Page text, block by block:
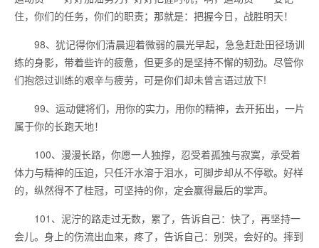
住，你们的任务，你们的职责；那就是：把握今日，战胜明天！
98、犹记得你们清晨迎着微弱的晨光早起，急急赶赴田径场训
练的身影，带着些许的疲惫，但更多的是坚持不懈的韧劲。尽管你
们抱怨过训练的艰辛与疲劳，可是你们却未曾言语过放下!
99、运动健将们，用你的实力，用你的精神，去开拓出，一片
属于你的长跑天地！
100、漫漫长路，你愿一人独撑，忍受着孤独与寂寞，承受着
体力与精神的压迫，只任汗水溶于泪水，可脚步却从不停歇。好样
的，纵然得不了桂冠，可坚持的你，定会赢得最后的掌声。
101、泥泞的路走过无数，累了，告诉自己：快了，再坚持一
会儿。身上的伤流出血来，疼了，告诉自己：别哭，会好的。摔到